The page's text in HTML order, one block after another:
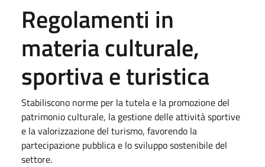
Regolamenti in
materia culturale,
sportiva e turistica
Stabiliscono norme per la tutela e la promozione del
patrimonio culturale, la gestione delle attività sportive
e la valorizzazione del turismo, favorendo la
partecipazione pubblica e lo sviluppo sostenibile del
settore.